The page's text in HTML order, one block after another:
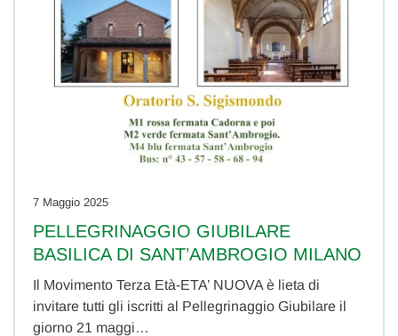
7 Maggio 2025
PELLEGRINAGGIO GIUBILARE
BASILICA DI SANT’AMBROGIO MILANO
Il Movimento Terza Età-ETA’ NUOVA è lieta di
invitare tutti gli iscritti al Pellegrinaggio Giubilare il
giorno 21 maggi…